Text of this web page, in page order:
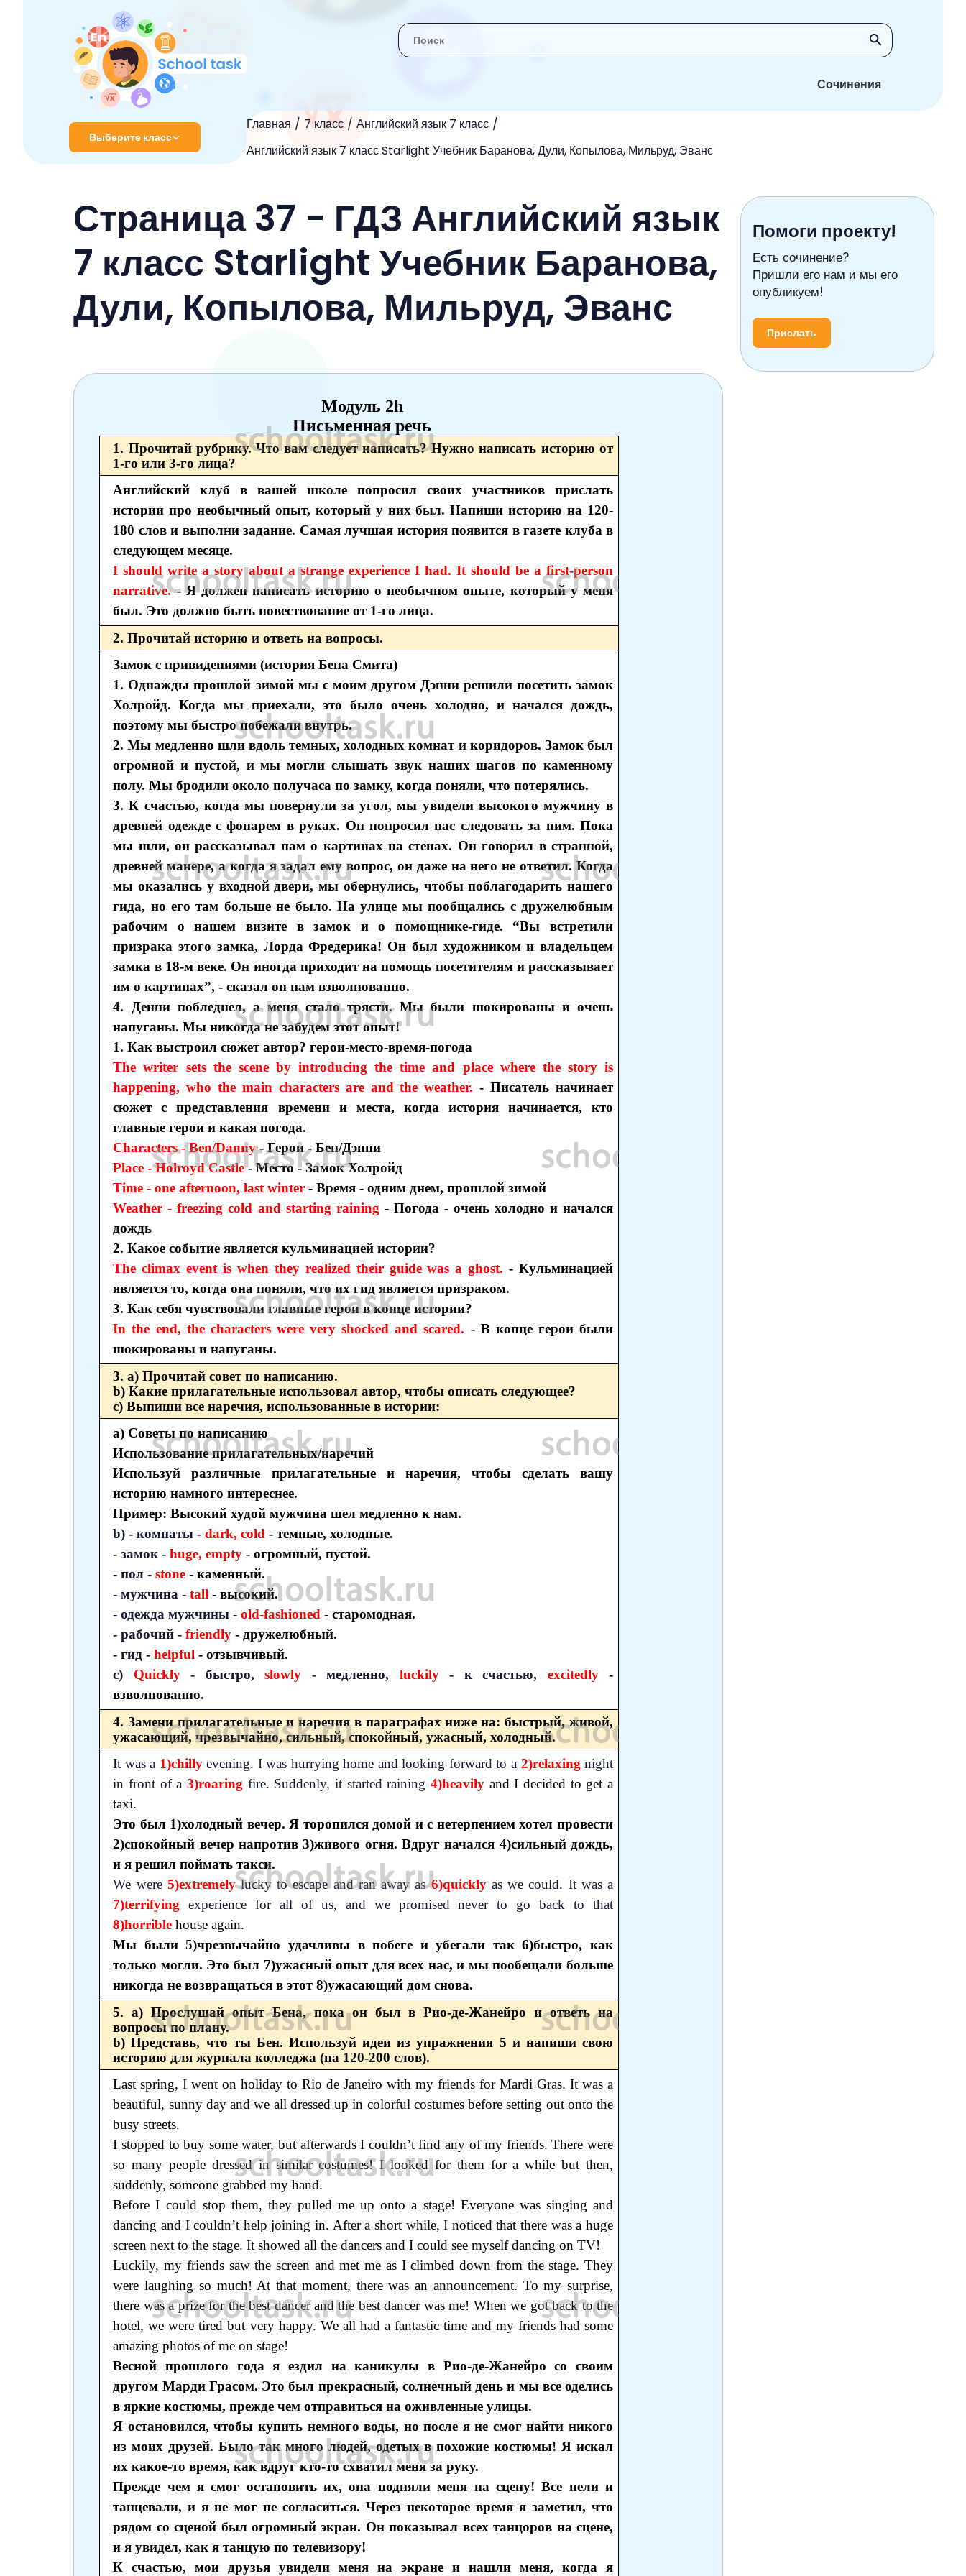
Сочинения
Выберите класс
Главная 7 класс
Английский язык 7 класс
Английский язык 7 класс Starlight Учебник Баранова, Дули, Копылова, Мильруд, Эванс
2 класс
3 класс
4 класс
5 класс
6 класс
10 класс
Страница 37 - ГДЗ Английский язык
7 класс Starlight Учебник Баранова,
Дули, Копылова, Мильруд, Эванс
Модуль 2h
Письменная речь
1. Прочитай рубрику. Что вам следует написать? Нужно написать историю от
1-го или 3-го лица?
Английский клуб в вашей школе попросил своих участников прислать
истории про необычный опыт, который у них был. Напиши историю на 120-
180 слов и выполни задание. Самая лучшая история появится в газете клуба в
следующем месяце.
I should write a story about a strange experience I had. It should be a first-person
narrative.- Я должен написать историю о необычном опыте, который у меня
был. Это должно быть повествование от 1-го лица.
2. Прочитай историю и ответь на вопросы.
Замок с привидениями (история Бена Смита)
1. Однажды прошлой зимой мы с моим другом Дэнни решили посетить замок
Холройд. Когда мы приехали, это было очень холодно, и начался дождь,
поэтому мы быстро побежали внутрь.
2. Мы медленно шли вдоль темных, холодных комнат и коридоров. Замок был
огромной и пустой, и мы могли слышать звук наших шагов по каменному
полу. Мы бродили около получаса по замку, когда поняли, что потерялись.
3. К счастью, когда мы повернули за угол, мы увидели высокого мужчину в
древней одежде с фонарем в руках. Он попросил нас следовать за ним. Пока
мы шли, он рассказывал нам о картинах на стенах. Он говорил в странной,
древней манере, а когда я задал ему вопрос, он даже на него не ответил. Когда
мы оказались у входной двери, мы обернулись, чтобы поблагодарить нашего
гида, но его там больше не было. На улице мы пообщались с дружелюбным
рабочим о нашем визите в замок и о помощнике-гиде. “Вы встретили
призрака этого замка, Лорда Фредерика! Он был художником и владельцем
замка в 18-м веке. Он иногда приходит на помощь посетителям и рассказывает
им о картинах”, - сказал он нам взволнованно.
4. Денни побледнел, а меня стало трясти. Мы были шокированы и очень
напуганы. Мы никогда не забудем этот опыт!
1. Как выстроил сюжет автор? герои-место-время-погода
The writer sets the scene by introducing the time and place where the story is
happening, who the main characters are and the weather. - Писатель начинает
сюжет с представления времени и места, когда история начинается, кто
главные герои и какая погода.
Characters - Ben/Danny- Герои - Бен/Дэнни
Place - Holroyd Castle- Место - Замок Холройд
Time - one afternoon, last winter- Время - одним днем, прошлой зимой
Weather - freezing cold and starting raining - Погода - очень холодно и начался
дождь
2. Какое событие является кульминацией истории?
The climax event is when they realized their guide was a ghost. - Кульминацией
является то, когда она поняли, что их гид является призраком.
3. Как себя чувствовали главные герои в конце истории?
In the end, the characters were very shocked and scared. - В конце герои были
шокированы и напуганы.
3. а) Прочитай совет по написанию.
b) Какие прилагательные использовал автор, чтобы описать следующее?
c) Выпиши все наречия, использованные в истории:
а) Советы по написанию
Использование прилагательных/наречий
Используй различные прилагательные и наречия, чтобы сделать вашу
историю намного интереснее.
Пример: Высокий худой мужчина шел медленно к нам.
b) - комнаты - dark, cold - темные, холодные.
- замок -huge, empty- огромный, пустой.
- пол -stone - каменный.
- мужчина -tall- высокий.
- одежда мужчины -old-fashioned - старомодная.
- рабочий - friendly- дружелюбный.
- гид - helpful- отзывчивый.
с) Quickly- быстро,slowly - медленно, luckily- к счастью, excitedly-
взволнованно.
4. Замени прилагательные и наречия в параграфах ниже на: быстрый, живой,
ужасающий, чрезвычайно, сильный, спокойный, ужасный, холодный.
It was a 1)chillyevening. I was hurrying home and looking forward to a 2)relaxing night
in front of a 3)roaring fire. Suddenly, it started raining 4)heavily and I decided to get a
taxi.
Это был 1)холодный вечер. Я торопился домой и с нетерпением хотел провести
2)спокойный вечер напротив 3)живого огня. Вдруг начался 4)сильный дождь,
и я решил поймать такси.
We were 5)extremelylucky to escape and ran away as6)quickly as we could. It was a
7)terrifying experience for all of us, and we promised never to go back to that
8)horrible house again.
Мы были 5)чрезвычайно удачливы в побеге и убегали так 6)быстро, как
только могли. Это был 7)ужасный опыт для всех нас, и мы пообещали больше
никогда не возвращаться в этот 8)ужасающий дом снова.
5. а) Прослушай опыт Бена, пока он был в Рио-де-Жанейро и ответь на
вопросы по плану.
b) Представь, что ты Бен. Используй идеи из упражнения 5 и напиши свою
историю для журнала колледжа (на 120-200 слов).
Last spring, I went on holiday to Rio de Janeiro with my friends for Mardi Gras. It was a
beautiful, sunny day and we all dressed up in colorful costumes before setting out onto the
busy streets.
I stopped to buy some water, but afterwards I couldn’t find any of my friends. There were
so many people dressed in similar costumes! I looked for them for a while but then,
suddenly, someone grabbed my hand.
Before I could stop them, they pulled me up onto a stage! Everyone was singing and
dancing and I couldn’t help joining in. After a short while, I noticed that there was a huge
screen next to the stage. It showed all the dancers and I could see myself dancing on TV!
Luckily, my friends saw the screen and met me as I climbed down from the stage. They
were laughing so much! At that moment, there was an announcement. To my surprise,
there was a prize for the best dancer and the best dancer was me! When we got back to the
hotel, we were tired but very happy. We all had a fantastic time and my friends had some
amazing photos of me on stage!
Весной прошлого года я ездил на каникулы в Рио-де-Жанейро со своим
другом Марди Грасом. Это был прекрасный, солнечный день и мы все оделись
в яркие костюмы, прежде чем отправиться на оживленные улицы.
Я остановился, чтобы купить немного воды, но после я не смог найти никого
из моих друзей. Было так много людей, одетых в похожие костюмы! Я искал
их какое-то время, как вдруг кто-то схватил меня за руку.
Прежде чем я смог остановить их, она подняли меня на сцену! Все пели и
танцевали, и я не мог не согласиться. Через некоторое время я заметил, что
рядом со сценой был огромный экран. Он показывал всех танцоров на сцене,
и я увидел, как я танцую по телевизору!
К счастью, мои друзья увидели меня на экране и нашли меня, когда я
Помоги проекту!
Есть сочинение?
Пришли его нам и мы его
опубликуем!
Прислать